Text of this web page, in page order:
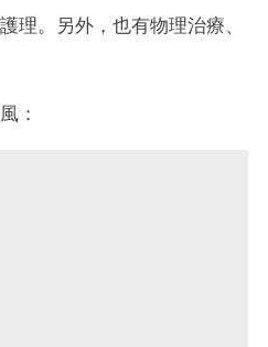
理。另外，也有物理治療、
：